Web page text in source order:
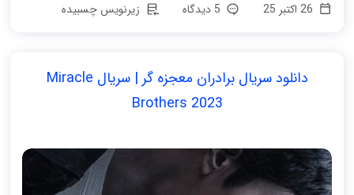
زیرنویس چسبیده
دانلود سریال برادران معجزه گر | سریال Miracle
Brothers 2023